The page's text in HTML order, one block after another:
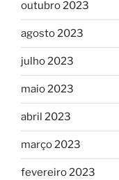
outubro 2023
agosto 2023
julho 2023
maio 2023
abril 2023
março 2023
fevereiro 2023